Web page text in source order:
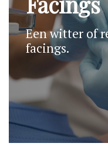
Een witter of
facings.